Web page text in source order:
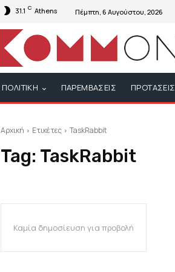
31.1 C Athens Πέμπτη, 6 Αυγούστου, 2026
ΠΟΛΙΤΙΚΗ ΠΑΡΕΜΒΑΣΕΙΣ ΠΡΟΤΑΣΕΙΣ
Αρχική Ετικέτες TaskRabbit
Tag: TaskRabbit
Καμία δημοσίευση για προβολή